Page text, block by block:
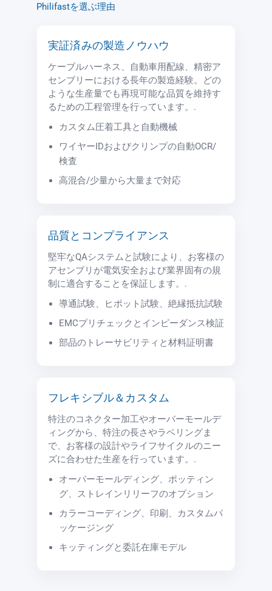
Philifastを選ぶ理由
実証済みの製造ノウハウ
ケーブルハーネス、自動車用配線、精密ア
センブリーにおける長年の製造経験。どの
ような生産量でも再現可能な品質を維持す
るための工程管理を行っています。.
カスタム圧着工具と自動機械
ワイヤーIDおよびクリンプの自動OCR/
検査
高混合/少量から大量まで対応
品質とコンプライアンス
堅牢なQAシステムと試験により、お客様の
アセンブリが電気安全および業界固有の規
制に適合することを保証します。.
導通試験、ヒポット試験、絶縁抵抗試験
EMCプリチェックとインピーダンス検証
部品のトレーサビリティと材料証明書
フレキシブル＆カスタム
特注のコネクター加工やオーバーモールデ
ィングから、特注の長さやラベリングま
で、お客様の設計やライフサイクルのニー
ズに合わせた生産を行っています。.
オーバーモールディング、ポッティン
グ、ストレインリリーフのオプション
カラーコーディング、印刷、カスタムパ
ッケージング
キッティングと委託在庫モデル